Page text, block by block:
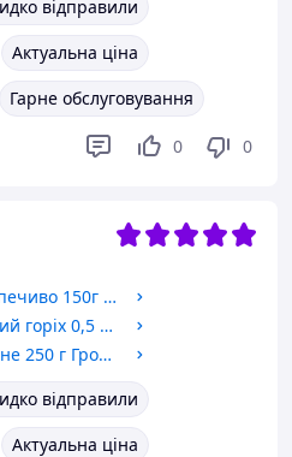
відправили
Актуальна ціна
Гарне обслуговування
0 0
Марцелик з родзинками печиво 150г Лукас
Вафельна трубочка Лісовий горіх 0,5 кг ТМ Долина
Печиво Зоологічне затяжне 250 г Грона
відправили
Актуальна ціна